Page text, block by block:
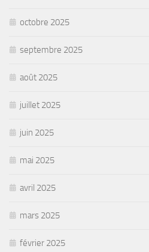
octobre 2025
septembre 2025
août 2025
juillet 2025
juin 2025
mai 2025
avril 2025
mars 2025
février 2025